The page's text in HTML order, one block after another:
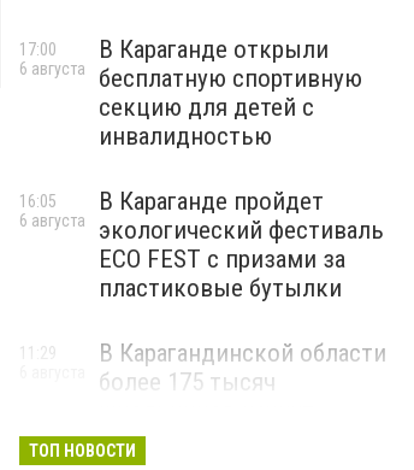
В Караганде открыли
бесплатную спортивную
секцию для детей с
инвалидностью
17:00
6 августа
В Караганде пройдет
экологический фестиваль
ECO FEST с призами за
пластиковые бутылки
16:05
6 августа
В Карагандинской области
более 175 тысяч
учебный год 1 сентября
11:29
ТОП НОВОСТИ